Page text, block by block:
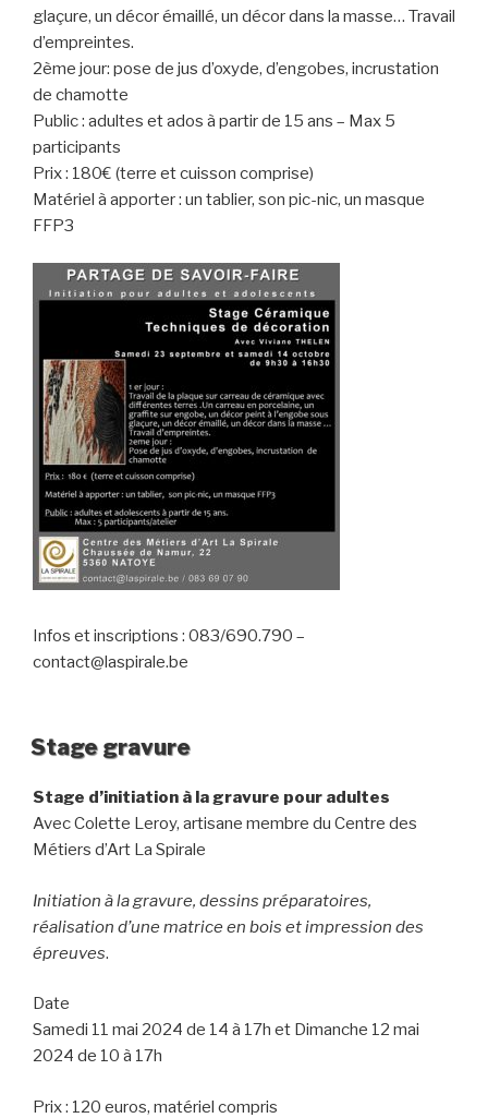
glaçure, un décor émaillé, un décor dans la masse… Travail
d’empreintes.
2ème jour: pose de jus d’oxyde, d’engobes, incrustation
de chamotte
Public : adultes et ados à partir de 15 ans – Max 5
participants
Prix : 180€ (terre et cuisson comprise)
Matériel à apporter : un tablier, son pic-nic, un masque
FFP3
Infos et inscriptions : 083/690.790 –
contact@laspirale.be
Stage gravure
Stage d’initiation à la gravure pour adultes
Avec Colette Leroy, artisane membre du Centre des
Métiers d’Art La Spirale
Initiation à la gravure, dessins préparatoires,
réalisation d’une matrice en bois et impression des
épreuves.
Date
Samedi 11 mai 2024 de 14 à 17h et Dimanche 12 mai
2024 de 10 à 17h
Prix : 120 euros, matériel compris